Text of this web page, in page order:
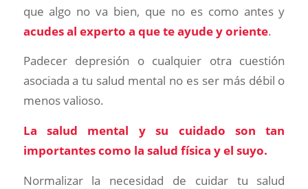
que algo no va bien, que no es como antes y
acudes al experto a que te ayude y oriente.
Padecer depresión o cualquier otra cuestión
asociada a tu salud mental no es ser más débil o
menos valioso.
La salud mental y su cuidado son tan
importantes como la salud física y el suyo.
Normalizar la necesidad de cuidar tu salud